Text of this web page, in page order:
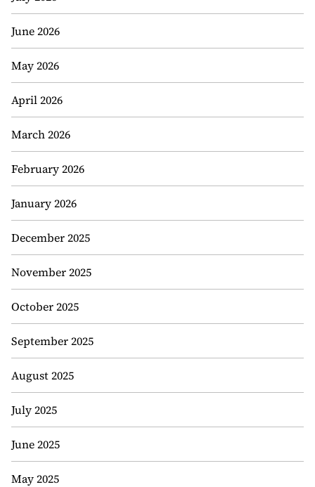
June 2026
May 2026
April 2026
March 2026
February 2026
January 2026
December 2025
November 2025
October 2025
September 2025
August 2025
July 2025
June 2025
May 2025